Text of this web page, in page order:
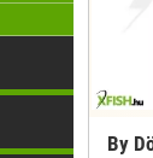
By